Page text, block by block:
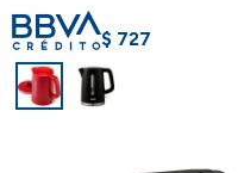
$ 727